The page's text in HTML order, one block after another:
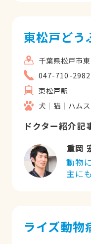
して亡くなって
ところを、循環
見つけて下さり
り命を助けてく
を助けてくださ
た。本当に感謝
良く聞いて下さ
アドバイスもし
い愛犬に対し
目の前の事をそ
ょう」と今必要
たので「前向
で優しく対応し
東松戸どう
千葉県松戸市
047-710-2982
東松戸駅
犬
猫 ハム
ドクター紹介記
重岡
動物
主に
ライズ動物